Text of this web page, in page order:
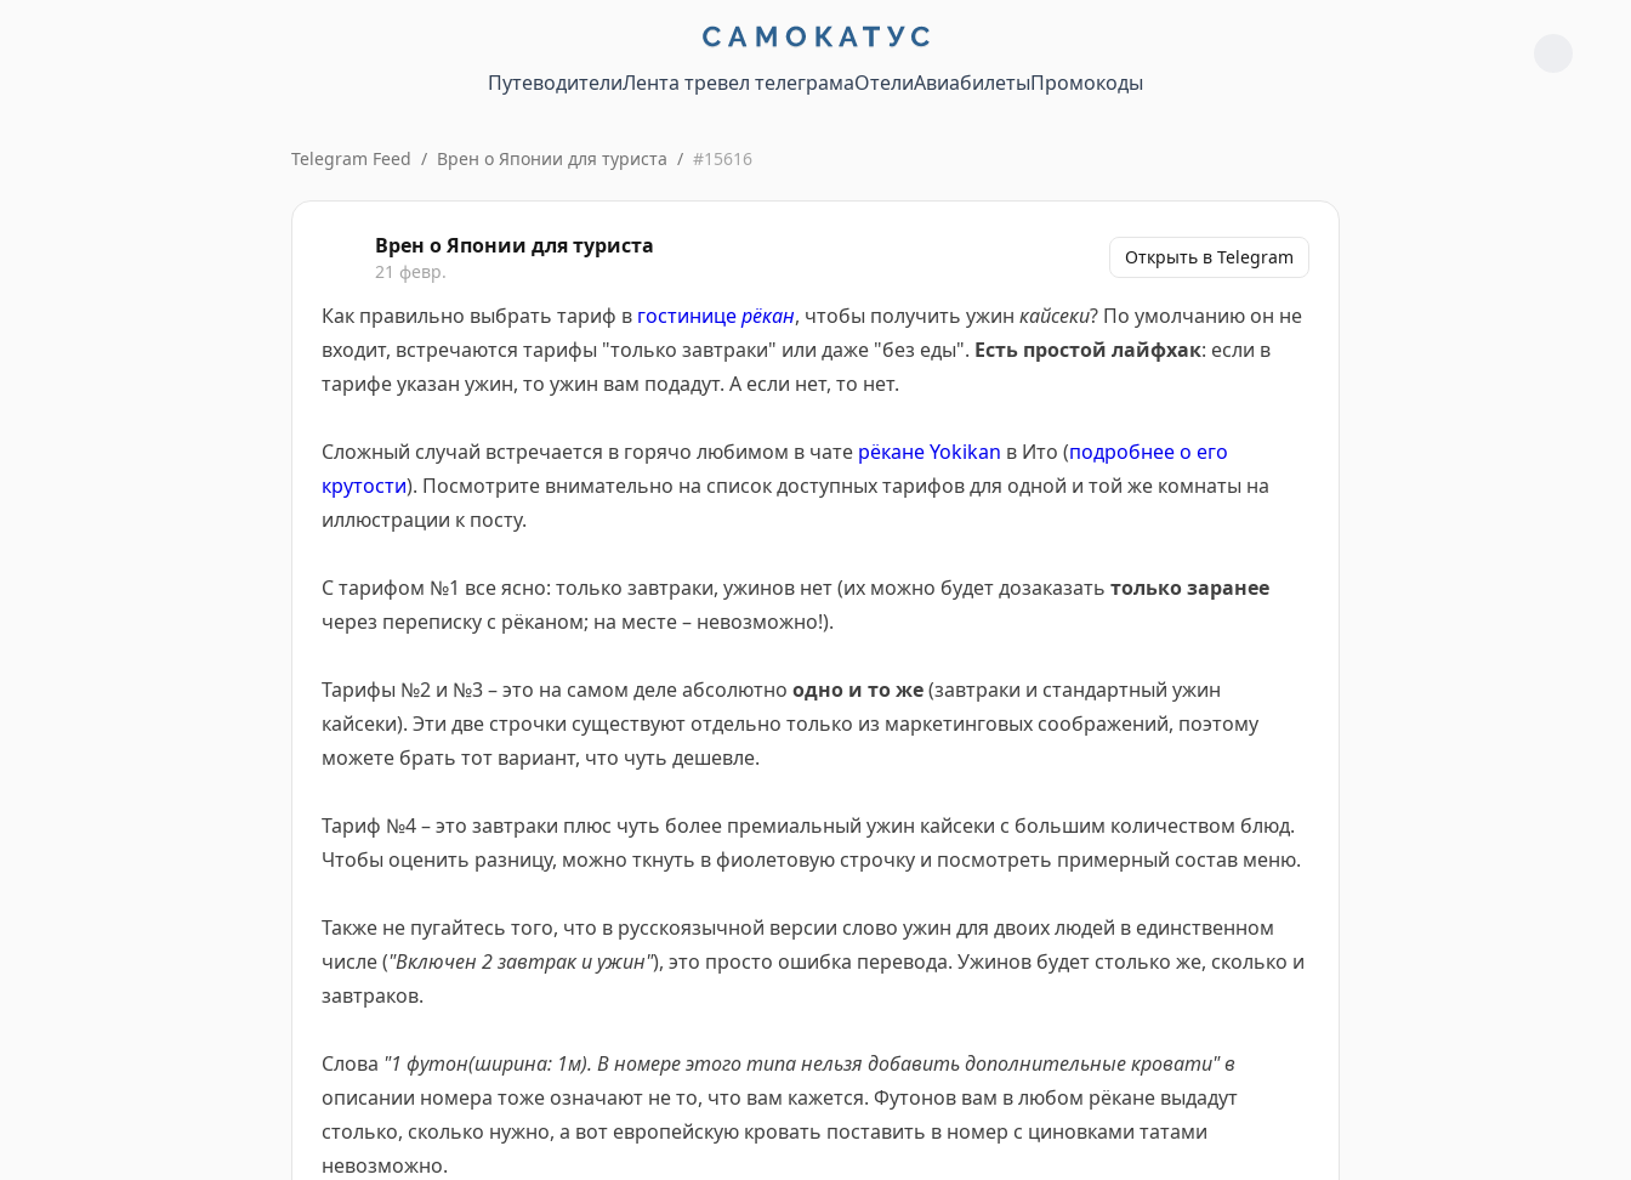
ПутеводителиЛента тревел телеграмаОтелиАвиабилетыПромокоды
Telegram Feed / Врен о Японии для туриста / #15616
Врен о Японии для туриста
21 февр.
Открыть в Telegram
Как правильно выбрать тариф в гостиницерёкан, чтобы получить ужин кайсеки? По умолчанию он не
входит, встречаются тарифы "только завтраки" или даже "без еды". Есть простой лайфхак: если в
тарифе указан ужин, то ужин вам подадут. А если нет, то нет.
Сложный случай встречается в горячо любимом в чате рёкане Yokikan в Ито (подробнее о его
крутости). Посмотрите внимательно на список доступных тарифов для одной и той же комнаты на
иллюстрации к посту.
С тарифом №1 все ясно: только завтраки, ужинов нет (их можно будет дозаказать только заранее
через переписку с рёканом; на месте – невозможно!).
Тарифы №2 и №3 – это на самом деле абсолютно одно и то же(завтраки и стандартный ужин
кайсеки). Эти две строчки существуют отдельно только из маркетинговых соображений, поэтому
можете брать тот вариант, что чуть дешевле.
Тариф №4 – это завтраки плюс чуть более премиальный ужин кайсеки с большим количеством блюд.
Чтобы оценить разницу, можно ткнуть в фиолетовую строчку и посмотреть примерный состав меню.
Также не пугайтесь того, что в русскоязычной версии слово ужин для двоих людей в единственном
числе ("Включен 2 завтрак и ужин"), это просто ошибка перевода. Ужинов будет столько же, сколько и
завтраков.
Слова "1 футон(ширина: 1м). В номере этого типа нельзя добавить дополнительные кровати" в
описании номера тоже означают не то, что вам кажется. Футонов вам в любом рёкане выдадут
столько, сколько нужно, а вот европейскую кровать поставить в номер с циновками татами
невозможно.